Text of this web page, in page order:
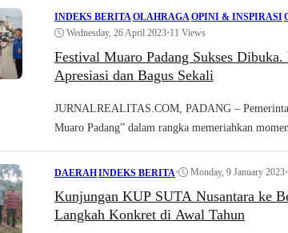
INDEKS BERITA|OLAHRAGA|OPINI & INSPIRASI|
Wednesday, 26 April 2023•11 Views
Festival Muaro Padang Sukses
Apresiasi dan Bagus Sekali
JURNALREALITAS.COM, PADANG –
Muaro Padang” dalam rangka memeriahkan
DAERAH|INDEKS BERITA• Monday, 9 January 2023•
Kunjungan KUP SUTA Nusantara ke
Langkah Konkret di Awal Tahun